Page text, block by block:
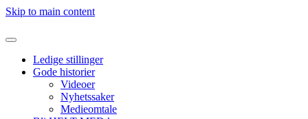
Skip to main content
Ledige stillinger
Gode historier
Videoer
Nyhetssaker
Medieomtale